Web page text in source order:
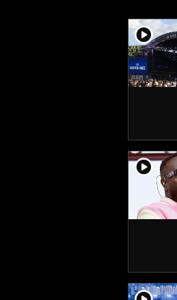
player2
player2